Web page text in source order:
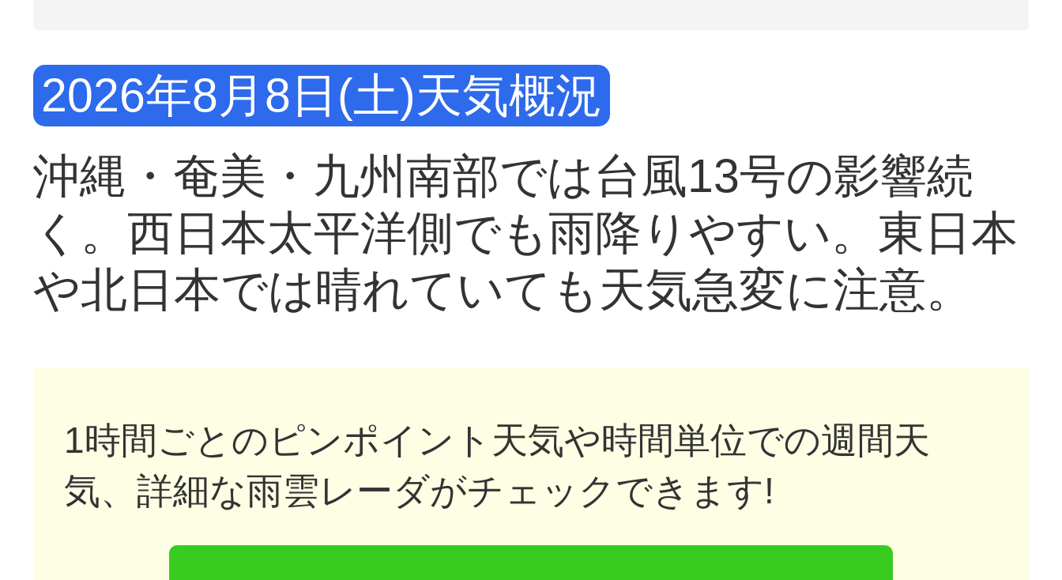
2026年8月8日(土)天気概況
沖縄・奄美・九州南部では台風13号の影響続
く。西日本太平洋側でも雨降りやすい。東日本
や北日本では晴れていても天気急変に注意。
1時間ごとのピンポイント天気や時間単位での週間天
気、詳細な雨雲レーダがチェックできます!